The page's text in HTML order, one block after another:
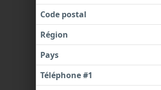
Code postal
Région
Pays
Téléphone #1